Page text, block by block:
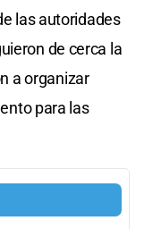
las autoridades
de cerca la
a organizar
para las